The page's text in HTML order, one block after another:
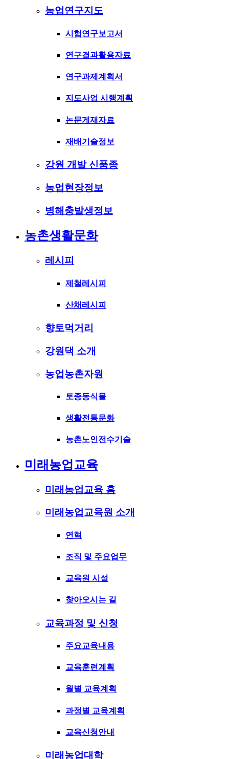
농업연구지도
시험연구보고서
연구결과활용자료
연구과제계획서
지도사업 시행계획
논문게재자료
재배기술정보
강원 개발 신품종
농업현장정보
병해충발생정보
농촌생활문화
레시피
제철레시피
산채레시피
향토먹거리
강원댁 소개
농업농촌자원
토종동식물
생활전통문화
농촌노인전수기술
미래농업교육
미래농업교육 홈
미래농업교육원 소개
연혁
조직 및 주요업무
교육원 시설
찾아오시는 길
교육과정 및 신청
주요교육내용
교육훈련계획
월별 교육계획
과정별 교육계획
교육신청안내
미래농업대학